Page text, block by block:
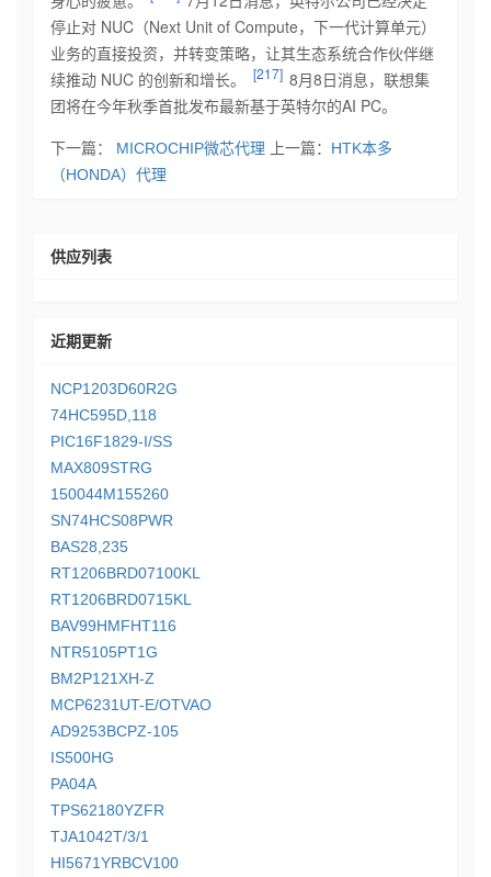
停止对 NUC（Next Unit of Compute，下一代计算单元）
业务的直接投资，并转变策略，让其生态系统合作伙伴继
续推动 NUC 的创新和增长。
[217] 8月8日消息，联想集
团将在今年秋季首批发布最新基于英特尔的AI PC。
下一篇： MICROCHIP微芯代理 上一篇： HTK本多
（HONDA）代理
供应列表
近期更新
NCP1203D60R2G
74HC595D,118
PIC16F1829-I/SS
MAX809STRG
150044M155260
SN74HCS08PWR
BAS28,235
RT1206BRD07100KL
RT1206BRD0715KL
BAV99HMFHT116
NTR5105PT1G
BM2P121XH-Z
MCP6231UT-E/OTVAO
AD9253BCPZ-105
IS500HG
PA04A
TPS62180YZFR
TJA1042T/3/1
HI5671YRBCV100